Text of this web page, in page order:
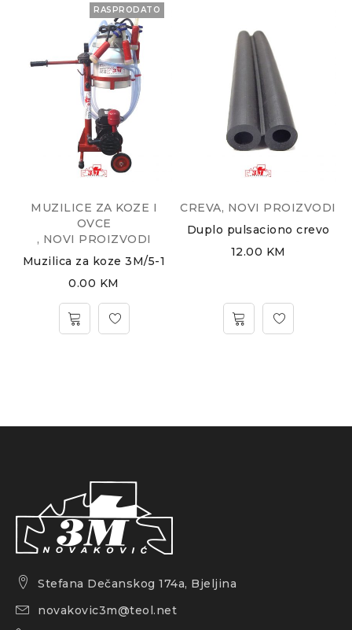
RASPRODATO
MUZILICE ZA KOZE I
OVCE
, NOVI PROIZVODI
Muzilica za koze 3M/5-1
0.00 KM
CREVA, NOVI PROIZVODI
Duplo pulsaciono crevo
12.00 KM
Stefana Dečanskog 174a, Bjeljina
novakovic3m@teol.net